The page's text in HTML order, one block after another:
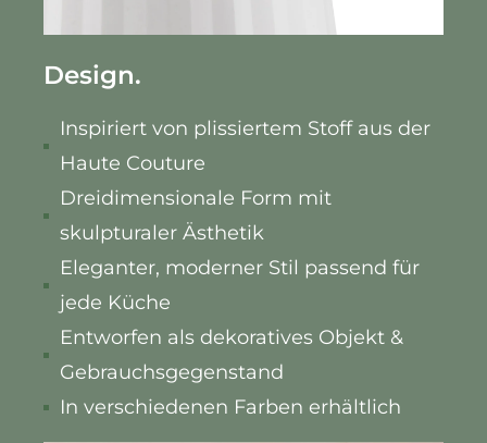
Design.
Inspiriert von plissiertem Stoff aus der
Haute Couture
Dreidimensionale Form mit
skulpturaler Ästhetik
Eleganter, moderner Stil passend für
jede Küche
Entworfen als dekoratives Objekt &
Gebrauchsgegenstand
In verschiedenen Farben erhältlich